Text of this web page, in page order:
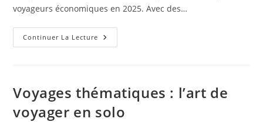
voyageurs économiques en 2025. Avec des…
Continuer La Lecture Comparaison
Des
Voyageurs
Économiques
Voyages thématiques : l’art de
voyager en solo